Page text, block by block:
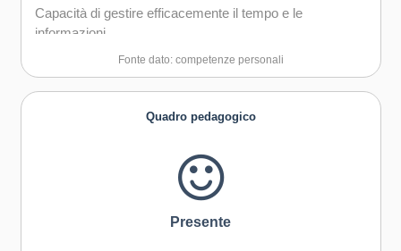
Capacità di gestire efficacemente il tempo e le
informazioni
collaborativa sia in maniera autonoma
Capacità di creare fiducia e provare empatia
Fonte dato: competenze personali
Quadro pedagogico
Presente